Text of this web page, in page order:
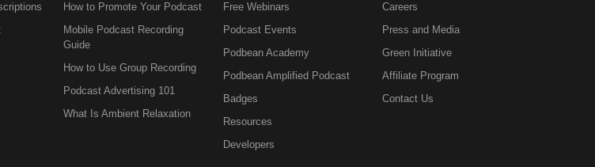
How to Promote Your Podcast
Mobile Podcast Recording
Guide
How to Use Group Recording
Podcast Advertising 101
What Is Ambient Relaxation
Free Webinars
Podcast Events
Podbean Academy
Podbean Amplified Podcast
Badges
Resources
Developers
Careers
Press and Media
Green Initiative
Affiliate Program
Contact Us